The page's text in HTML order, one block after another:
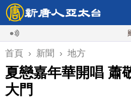
颱風白海豚
首頁 › 新聞 › 地方
夏戀嘉年華開唱 蕭
大門